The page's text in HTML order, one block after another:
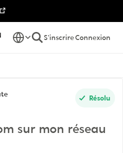
S'inscrireConnexion
forum Résolu
sur mon réseau